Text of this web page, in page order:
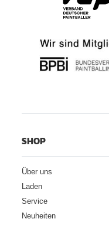
SHOP
Über uns
Laden
Service
Neuheiten